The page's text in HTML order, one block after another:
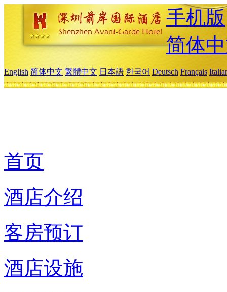
手机版
简体
English 简体中文 繁體中文 日本語 한국어 Deutsch Français
首页
酒店介绍
客房预订
酒店设施